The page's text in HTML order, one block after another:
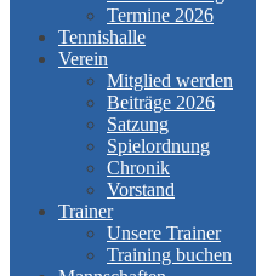
Termine 2026
Tennishalle
Verein
Mitglied werden
Beiträge 2026
Satzung
Spielordnung
Chronik
Vorstand
Trainer
Unsere Trainer
Training buchen